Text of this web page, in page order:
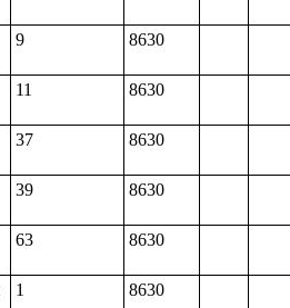
9 8630
11 8630
37 8630
39 8630
63 8630
1 8630